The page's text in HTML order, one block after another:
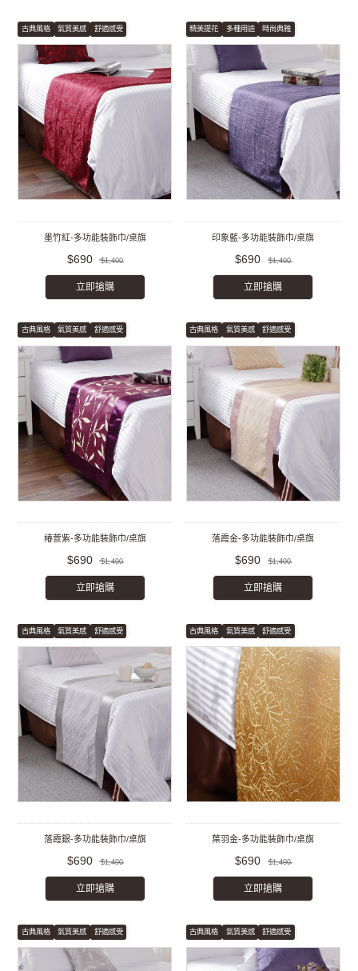
古典風格 氣質美感 舒適感受
墨竹紅-多功能裝飾巾/桌旗
$690 $1,400
立即搶購
精美提花 多種用途 時尚典雅
印象藍-多功能裝飾巾/桌旗
$690 $1,400
立即搶購
古典風格 氣質美感 舒適感受
椿萱紫-多功能裝飾巾/桌旗
$690 $1,400
立即搶購
古典風格 氣質美感 舒適感受
落霞金-多功能裝飾巾/桌旗
$690 $1,400
立即搶購
古典風格 氣質美感 舒適感受
落霞銀-多功能裝飾巾/桌旗
$690 $1,400
立即搶購
古典風格 氣質美感 舒適感受
葉羽金-多功能裝飾巾/桌旗
$690 $1,400
立即搶購
古典風格 氣質美感 舒適感受 古典風格 氣質美感 舒適感受